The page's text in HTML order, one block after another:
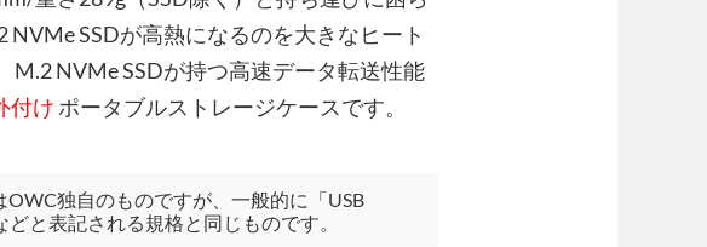
SSDが高熱になるのを大きなヒート
M.2 NVMe SSDが持つ高速データ転送性能
付け ポータブルストレージケースです。
OWC独自のものですが、一般的に「USB
と表記される規格と同じものです。